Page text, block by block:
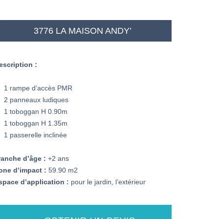
3776 LA MAISON ANDY’
:
1 rampe d’accès PMR
2 panneaux ludiques
1 toboggan H 0.90m
1 toboggan H 1.35m
1 passerelle inclinée
d’âge : +2 ans
d’impact : 59.90 m2
d’application : pour le jardin, l’extérieur